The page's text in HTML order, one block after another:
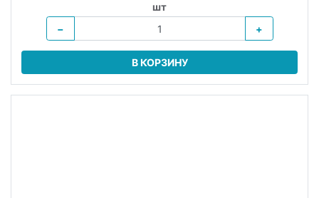
шт
−
+
В КОРЗИНУ